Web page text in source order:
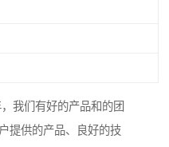
我们有好的产品和的团
提供的产品、良好的技